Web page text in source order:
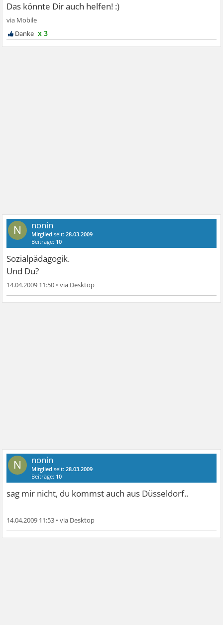
x 3
N nonin
Mitglied seit:28.03.2009
Beiträge: 10
Sozialpädagogik.
Und Du?
14.04.2009 11:50 •
N nonin
Mitglied seit:28.03.2009
Beiträge: 10
sag mir nicht, du kommst auch aus Düsseldorf..
14.04.2009 11:53 •